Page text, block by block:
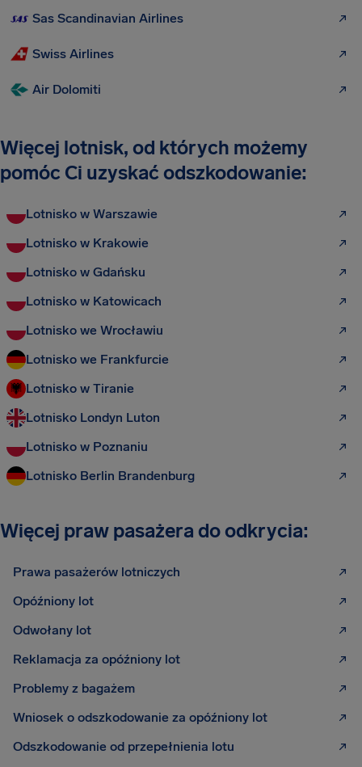
Sas Scandinavian Airlines
Swiss Airlines
Air Dolomiti
Więcej lotnisk, od których możemy
pomóc Ci uzyskać odszkodowanie:
Lotnisko w Warszawie
Lotnisko w Krakowie
Lotnisko w Gdańsku
Lotnisko w Katowicach
Lotnisko we Wrocławiu
Lotnisko we Frankfurcie
Lotnisko w Tiranie
Lotnisko Londyn Luton
Lotnisko w Poznaniu
Lotnisko Berlin Brandenburg
Więcej praw pasażera do odkrycia:
Prawa pasażerów lotniczych
Opóźniony lot
Odwołany lot
Reklamacja za opóźniony lot
Problemy z bagażem
Wniosek o odszkodowanie za opóźniony lot
Odszkodowanie od przepełnienia lotu